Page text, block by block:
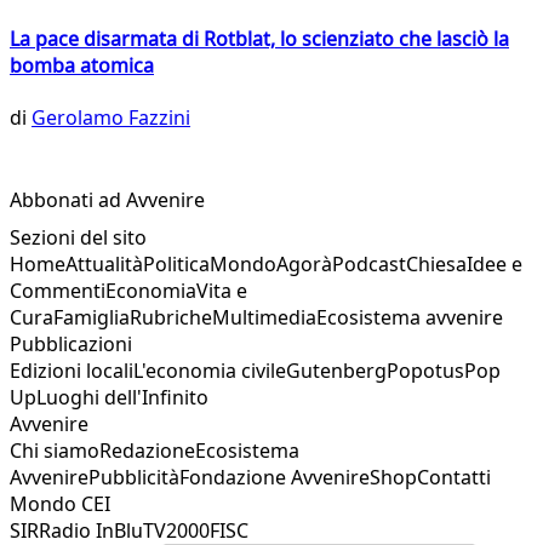
La pace disarmata di Rotblat, lo scienziato che lasciò la
bomba atomica
di Gerolamo Fazzini
Abbonati ad Avvenire
Sezioni del sito
HomeAttualitàPoliticaMondoAgoràPodcastChiesaIdee e
CommentiEconomiaVita e
CuraFamigliaRubricheMultimediaEcosistema avvenire
Pubblicazioni
Edizioni localiL'economia civileGutenbergPopotusPop
UpLuoghi dell'Infinito
Avvenire
Chi siamoRedazioneEcosistema
AvvenirePubblicitàFondazione AvvenireShopContatti
Mondo CEI
SIRRadio InBluTV2000FISC